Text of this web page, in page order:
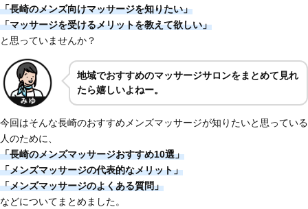
「長崎のメンズ向けマッサージを知りたい」
「マッサージを受けるメリットを教えて欲しい」
と思っていませんか？
地域でおすすめのマッサージサロンをまとめて見れ
たら嬉しいよねー。
今回はそんな長崎のおすすめメンズマッサージが知りたいと思っている
人のために、
「長崎のメンズマッサージおすすめ10選」
「メンズマッサージの代表的なメリット」
「メンズマッサージのよくある質問」
などについてまとめました。